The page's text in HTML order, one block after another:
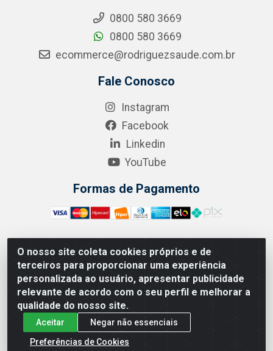
O nosso site coleta cookies próprios e de
terceiros para proporcionar uma experiência
personalizada ao usuário, apresentar publicidade
relevante de acordo com o seu perfil e melhorar a
qualidade do nosso site.
Aceitar
Negar não essenciais
Preferências de Cookies
0800 580 3669
0800 580 3669
ecommerce@rodriguezsaude.com.br
Fale Conosco
Instagram
Facebook
Linkedin
YouTube
Formas de Pagamento
A.R. RODRIGUEZ SOLUÇÕES EM SAÚDE - Endereço Av.
Joaquim Nabuco, 2235 - Centro, Manaus - AM, CEP
69020-031 - CNPJ 04.562.591/0001-41